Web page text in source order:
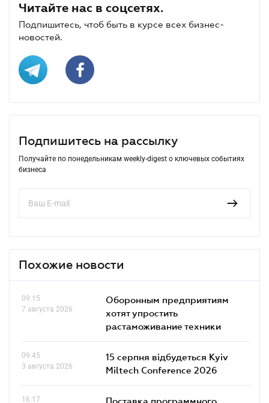
Читайте нас в соцсетях.
Подпишитесь, чтоб быть в курсе всех бизнес-
новостей.
Подпишитесь на рассылку
Получайте по понедельникам weekly-digest о ключевых событиях
бизнеса
Похожие новости
09.15
7 августа 2026
Оборонным предприятиям
хотят упростить
растаможивание техники
09.45
3 августа 2026
15 серпня відбудеться Kyiv
Miltech Conference 2026
16.17
Поставка программного